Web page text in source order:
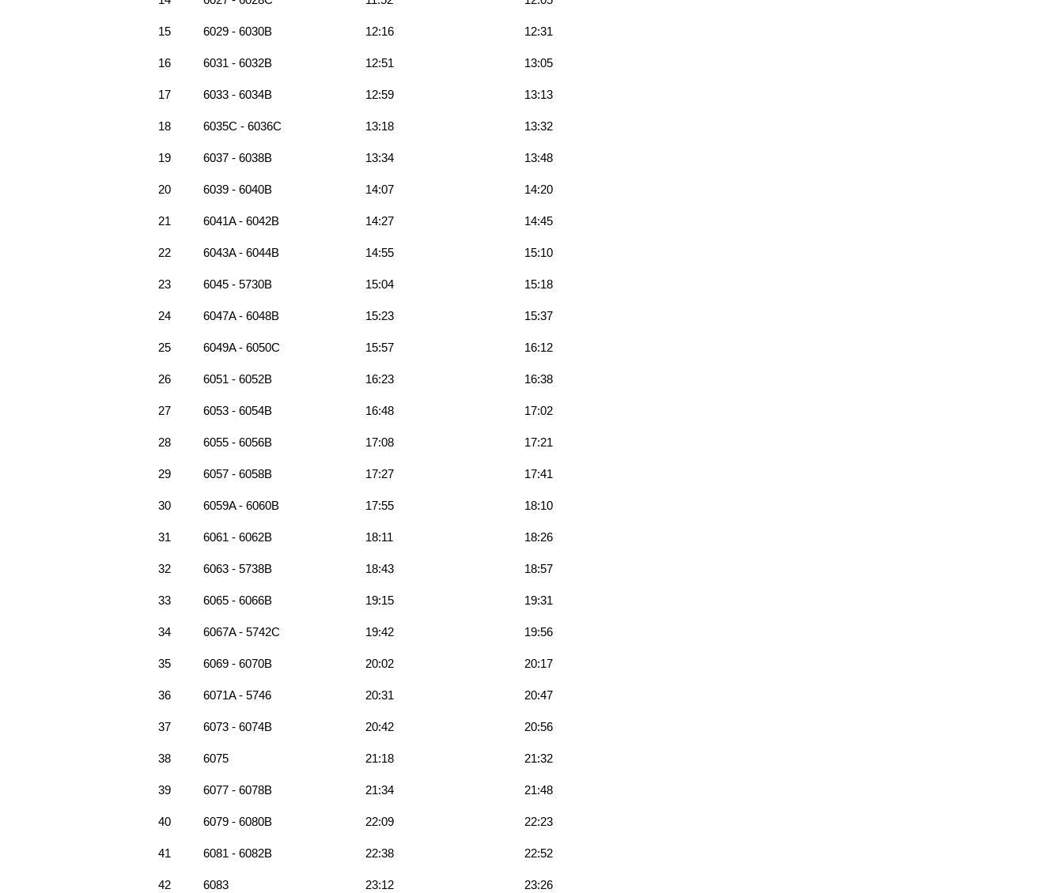
15 6029 - 6030B 12:16 12:31
16 6031 - 6032B 12:51 13:05
17 6033 - 6034B 12:59 13:13
18 6035C - 6036C 13:18 13:32
19 6037 - 6038B 13:34 13:48
20 6039 - 6040B 14:07 14:20
21 6041A - 6042B 14:27 14:45
22 6043A - 6044B 14:55 15:10
23 6045 - 5730B 15:04 15:18
24 6047A - 6048B 15:23 15:37
25 6049A - 6050C 15:57 16:12
26 6051 - 6052B 16:23 16:38
27 6053 - 6054B 16:48 17:02
28 6055 - 6056B 17:08 17:21
29 6057 - 6058B 17:27 17:41
30 6059A - 6060B 17:55 18:10
31 6061 - 6062B 18:11 18:26
32 6063 - 5738B 18:43 18:57
33 6065 - 6066B 19:15 19:31
34 6067A - 5742C 19:42 19:56
35 6069 - 6070B 20:02 20:17
36 6071A - 5746 20:31 20:47
37 6073 - 6074B 20:42 20:56
38 6075 21:18 21:32
39 6077 - 6078B 21:34 21:48
40 6079 - 6080B 22:09 22:23
41 6081 - 6082B 22:38 22:52
42 6083 23:12 23:26